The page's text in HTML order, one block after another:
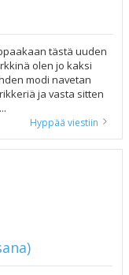
tästä uuden
olen jo kaksi
modi navetan
ja vasta sitten
Hyppää viestiin